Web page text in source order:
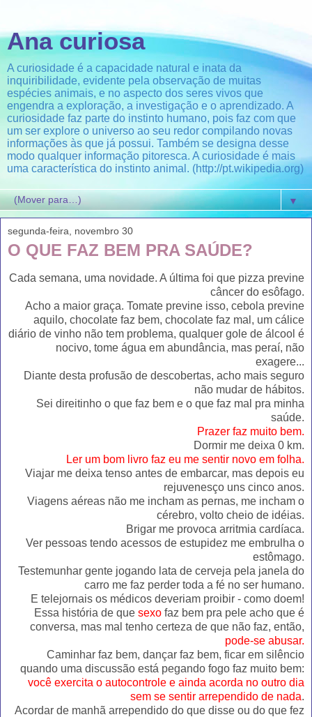
Ana curiosa
A curiosidade é a capacidade natural e inata da
inquiribilidade, evidente pela observação de muitas
espécies animais, e no aspecto dos seres vivos que
engendra a exploração, a investigação e o aprendizado. A
curiosidade faz parte do instinto humano, pois faz com que
um ser explore o universo ao seu redor compilando novas
informações às que já possui. Também se designa desse
modo qualquer informação pitoresca. A curiosidade é mais
uma característica do instinto animal. (http://pt.wikipedia.org)
▼
segunda-feira, novembro 30
O QUE FAZ BEM PRA SAÚDE?
Cada semana, uma novidade. A última foi que pizza previne
câncer do esôfago.
Acho a maior graça. Tomate previne isso, cebola previne
aquilo, chocolate faz bem, chocolate faz mal, um cálice
diário de vinho não tem problema, qualquer gole de álcool é
nocivo, tome água em abundância, mas peraí, não
exagere...
Diante desta profusão de descobertas, acho mais seguro
não mudar de hábitos.
Sei direitinho o que faz bem e o que faz mal pra minha
saúde.
Prazer faz muito bem.
Dormir me deixa 0 km.
Ler um bom livro faz eu me sentir novo em folha.
Viajar me deixa tenso antes de embarcar, mas depois eu
rejuvenesço uns cinco anos.
Viagens aéreas não me incham as pernas, me incham o
cérebro, volto cheio de idéias.
Brigar me provoca arritmia cardíaca.
Ver pessoas tendo acessos de estupidez me embrulha o
estômago.
Testemunhar gente jogando lata de cerveja pela janela do
carro me faz perder toda a fé no ser humano.
E telejornais os médicos deveriam proibir - como doem!
Essa história de que sexo faz bem pra pele acho que é
conversa, mas mal tenho certeza de que não faz, então,
pode-se abusar.
Caminhar faz bem, dançar faz bem, ficar em silêncio
quando uma discussão está pegando fogo faz muito bem:
você exercita o autocontrole e ainda acorda no outro dia
sem se sentir arrependido de nada.
Acordar de manhã arrependido do que disse ou do que fez